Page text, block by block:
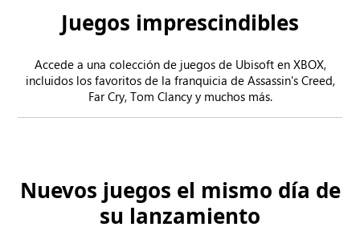
Juegos imprescindibles
Accede a una colección de juegos de Ubisoft en XBOX,
incluidos los favoritos de la franquicia de Assassin's Creed,
Far Cry, Tom Clancy y muchos más.
Nuevos juegos el mismo día de
su lanzamiento